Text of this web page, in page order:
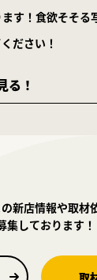
す！食欲そそる
ださい！
！
新店情報や取材
集しております！